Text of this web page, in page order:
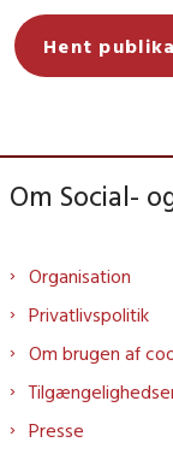
Hent
Om Social-
Organisation
Privatlivspolitik
Om brugen af
Presse